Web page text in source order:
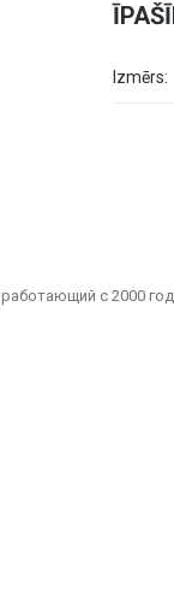
Izmērs:
с 2000